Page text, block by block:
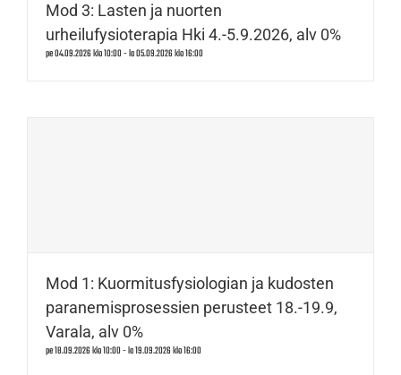
Mod 3: Lasten ja nuorten
urheilufysioterapia Hki 4.-5.9.2026, alv 0%
pe 04.09.2026 klo 10:00-la 05.09.2026 klo 16:00
Mod 1: Kuormitusfysiologian ja kudosten
paranemisprosessien perusteet 18.-19.9,
Varala, alv 0%
pe 18.09.2026 klo 10:00-la 19.09.2026 klo 16:00